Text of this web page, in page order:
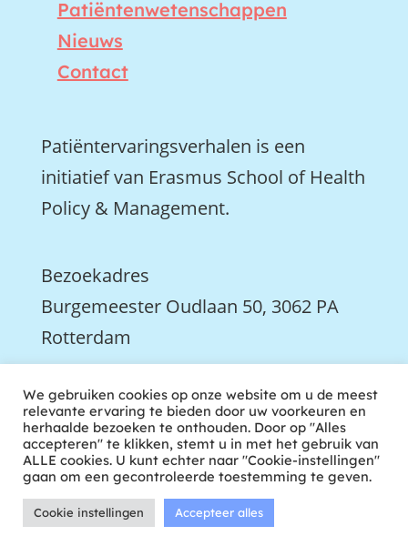
Patiëntenwetenschappen
Nieuws
Contact
Patiëntervaringsverhalen is een
initiatief van Erasmus School of Health
Policy & Management.
Bezoekadres
Burgemeester Oudlaan 50, 3062 PA
Rotterdam
 We zijn ook actief op LinkedIn
ontwikkeld door tweekoppig
We gebruiken cookies op onze website om u de meest
relevante ervaring te bieden door uw voorkeuren en
herhaalde bezoeken te onthouden. Door op "Alles
accepteren" te klikken, stemt u in met het gebruik van
ALLE cookies. U kunt echter naar "Cookie-instellingen"
gaan om een gecontroleerde toestemming te geven.
Cookie instellingen Accepteer alles